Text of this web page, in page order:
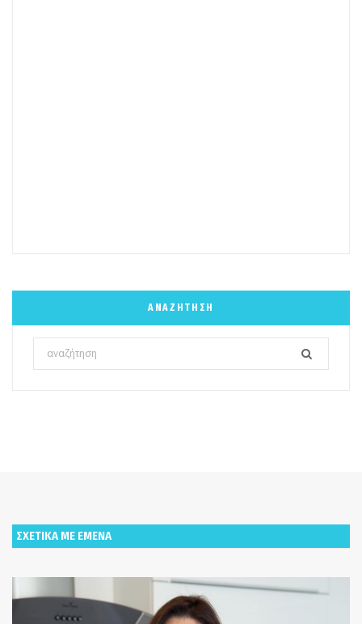
ΑΝΑΖΉΤΗΣΗ
Search
for:
ΣΧΕΤΙΚΑ ΜΕ ΕΜΕΝΑ